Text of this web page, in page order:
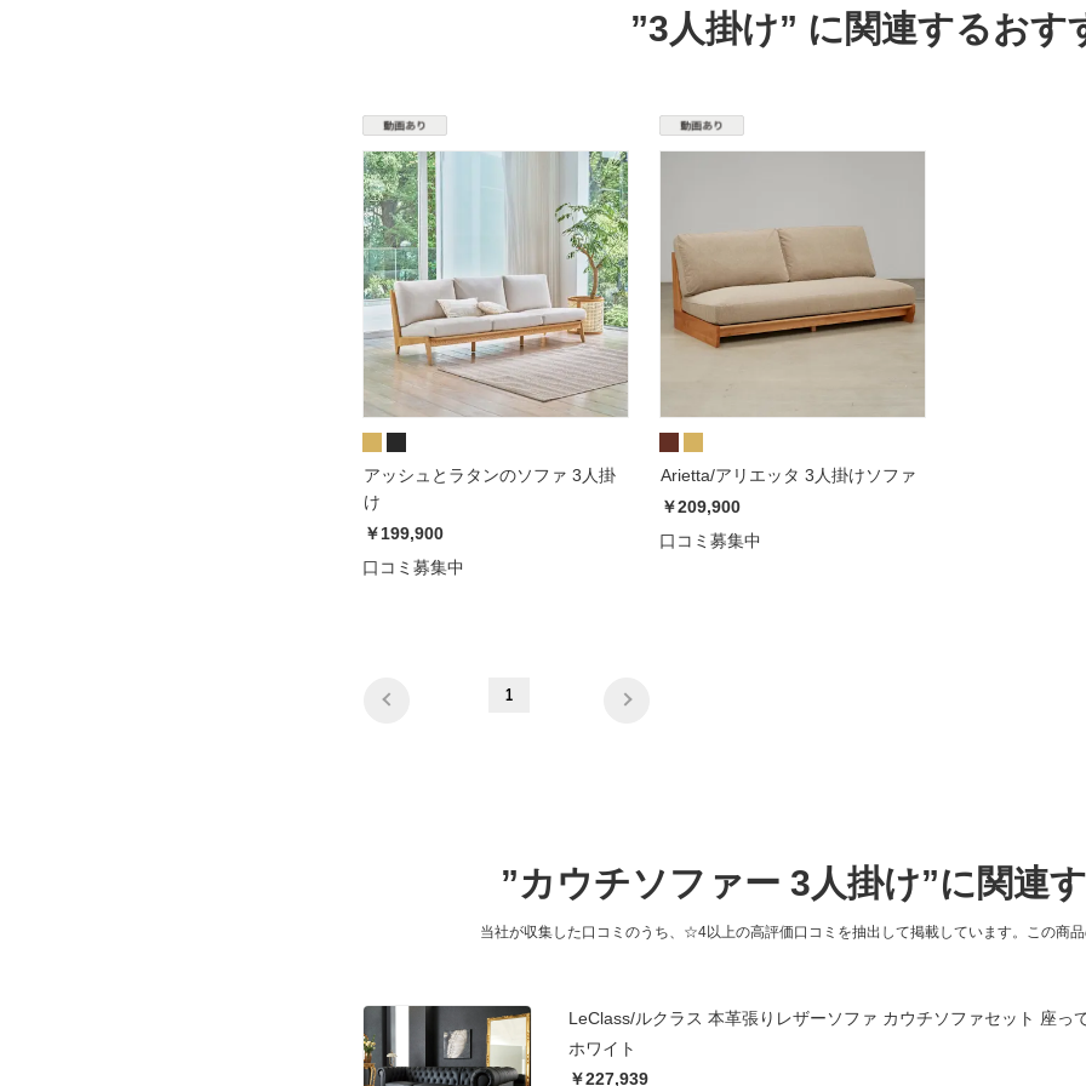
”3人掛け” に関連するおす
アッシュとラタンのソファ 3人掛
け
￥199,900
口コミ募集中
Arietta/アリエッタ 3人掛けソファ
￥209,900
口コミ募集中
1
”カウチソファー 3人掛け”に関連
当社が収集した口コミのうち、☆4以上の高評価口コミを抽出して掲載しています。この商
LeClass/ルクラス 本革張りレザーソファ カウチソファセット 座っ
ホワイト
￥227,939